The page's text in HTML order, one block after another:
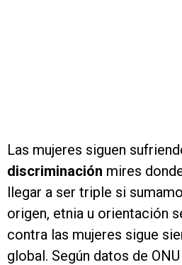
Las mujeres siguen
discriminación mires
llegar a ser triple si
origen, etnia u orientación
contra las mujeres sigue
global. Según datos de